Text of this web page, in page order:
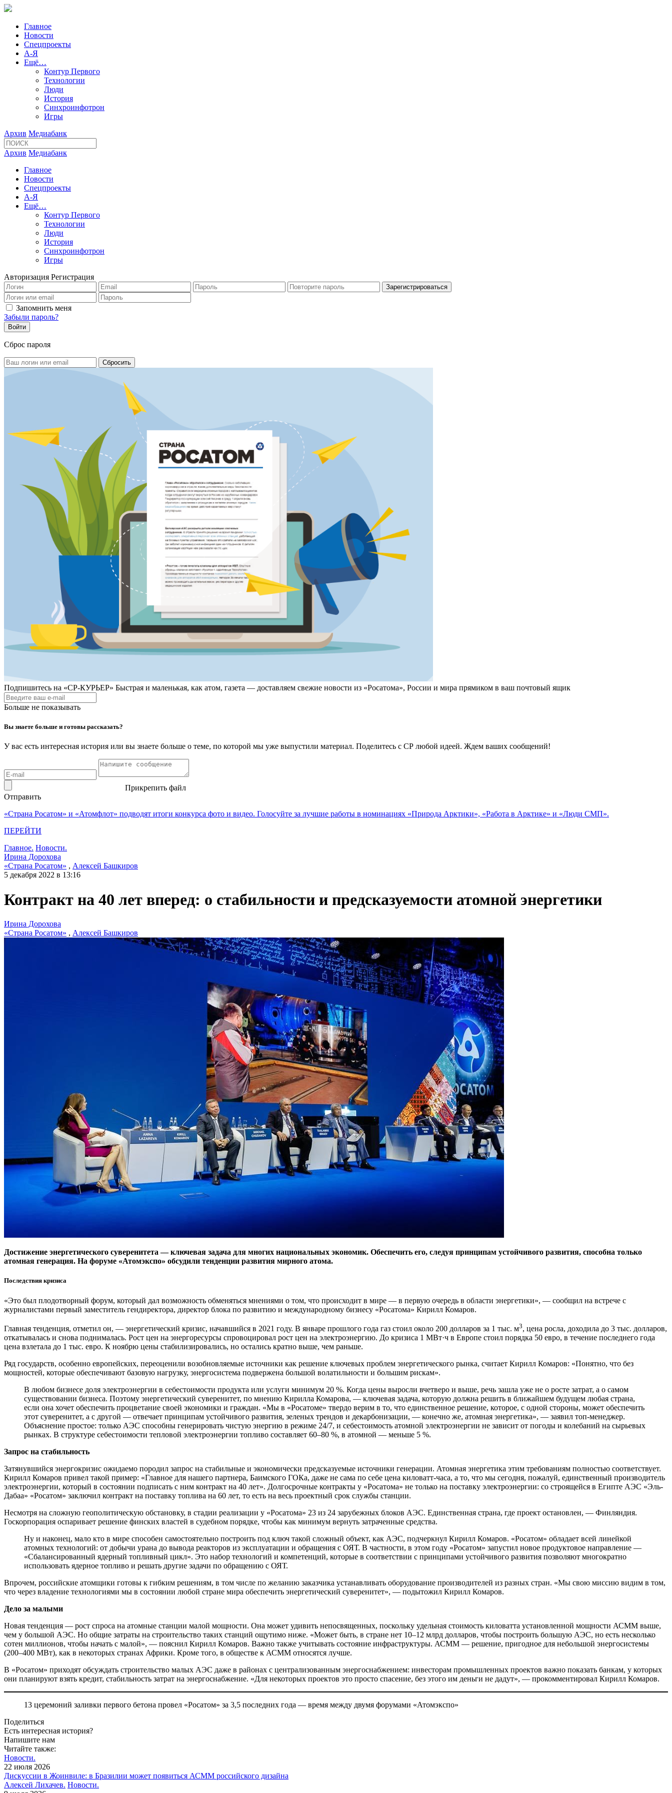
Главное
Новости
Спецпроекты
А-Я
Ещё…
Контур Первого
Технологии
Люди
История
Синхроинфотрон
Игры
Архив Медиабанк
Архив Медиабанк
Главное
Новости
Спецпроекты
А-Я
Ещё…
Контур Первого
Технологии
Люди
История
Синхроинфотрон
Игры
Авторизация Регистрация
Запомнить меня
Забыли пароль?
Сброс пароля
Подпишитесь на «СР-КУРЬЕР» Быстрая и маленькая, как атом, газета — доставляем свежие новости из «Росатома», России и мира прямиком в ваш почтовый ящик
Больше не показывать
Вы знаете больше и готовы рассказать?
У вас есть интересная история или вы знаете больше о теме, по которой мы уже выпустили материал. Поделитесь с СР любой идеей. Ждем ваших сообщений!
Прикрепить файл
Отправить
«Страна Росатом» и «Атомфлот» подводят итоги конкурса фото и видео. Голосуйте за лучшие работы в номинациях «Природа Арктики», «Работа в Арктике» и «Люди СМП».
ПЕРЕЙТИ
Главное. Новости.
Ирина Дорохова
«Страна Росатом» , Алексей Башкиров
5 декабря 2022 в 13:16
Контракт на 40 лет вперед: о стабильности и предсказуемости атомной энергетики
Ирина Дорохова
«Страна Росатом» , Алексей Башкиров
Достижение энергетического суверенитета — ключевая задача для многих национальных экономик. Обеспечить его, следуя принципам устойчивого развития, способна только
атомная генерация. На форуме «Атомэкспо» обсудили тенденции развития мирного атома.
Последствия кризиса
«Это был плодотворный фо­рум, который дал возмож­ность обменяться мнения­ми о том, что происходит в мире — в первую очередь в области энергетики», — со­общил на встрече с
журналистами первый заместитель гендиректора, директор бло­ка по развитию и международному бизнесу «Росатома» Кирилл Комаров.
Главная тенденция, от­метил он, — энергетиче­ский кризис, начавшийся в 2021 году. В январе прошлого года газ стоил око­ло 200 долларов за 1 тыс. м3, цена росла, доходила до 3 тыс. долларов,
откаты­валась и снова поднималась. Рост цен на энергоресур­сы спровоцировал рост цен на электроэнергию. До кри­зиса 1 МВт·ч в Европе стоил порядка 50 евро, в течение последнего года
цена взлета­ла до 1 тыс. евро. К ноябрю цены стабилизировались, но остались кратно выше, чем раньше.
Ряд государств, особенно европейских, переоценили возобновляемые источники как решение ключевых про­блем энергетического рын­ка, считает Кирилл Комаров: «Понятно, что без
мощностей, которые обеспечивают базовую нагрузку, энергоси­стема подвержена большой волатильности и большим рискам».
В любом бизнесе доля электроэнергии в себестои­мости продукта или услуги минимум 20 %. Когда цены выросли вчетверо и выше, речь зашла уже не о росте затрат, а о самом
существо­вании бизнеса. Поэтому энергетический суверени­тет, по мнению Кирилла Комарова, — ключевая зада­ча, которую должна решить в ближайшем будущем лю­бая страна,
если она хочет обеспечить процветание сво­ей экономики и граждан. «Мы в «Росатоме» твердо ве­рим в то, что единственное решение, которое, с одной стороны, может обеспечить
этот суверенитет, а с дру­гой — отвечает принци­пам устойчивого развития, зеленых трендов и декар­бонизации, — конечно же, атомная энергетика», — заявил топ-менеджер.
Объяс­нение простое: только АЭС способны генерировать чи­стую энергию в режиме 24/7, и себестоимость атом­ной электроэнергии не за­висит от погоды и колеба­ний на сырьевых
рынках. В структуре себестоимости тепловой электроэнергии топливо составляет 60–80 %, в атомной — меньше 5 %.
Запрос на стабильность
Затянувшийся энергокризис ожидаемо породил запрос на стабильные и экономи­чески предсказуемые источ­ники генерации. Атомная энергетика этим требовани­ям полностью соответствует.
Кирилл Комаров привел та­кой пример: «Главное для на­шего партнера, Баимского ГОКа, даже не сама по себе цена киловатт-часа, а то, что мы сегодня, пожалуй, единственный производи­тель
электроэнергии, кото­рый в состоянии подписать с ним контракт на 40 лет». Долгосрочные контрак­ты у «Росатома» не только на поставку электроэнергии: со строящейся в Египте АЭС «Эль-
Дабаа» «Росатом» за­ключил контракт на постав­ку топлива на 60 лет, то есть на весь проектный срок службы станции.
Несмотря на сложную геополитическую обстановку, в стадии реализации у «Рос­атома» 23 из 24 зарубежных блоков АЭС. Единственная страна, где проект останов­лен, — Финляндия.
Госкорпорация оспаривает решение финских властей в судеб­ном порядке, чтобы как минимум вернуть затраченные средства.
Ну и наконец, мало кто в мире способен самостоя­тельно построить под ключ такой сложный объект, как АЭС, подчеркнул Кирилл Комаров. «Росатом» обла­дает всей линейкой
атом­ных технологий: от добычи урана до вывода реакто­ров из эксплуатации и обра­щения с ОЯТ. В частности, в этом году «Росатом» запу­стил новое продуктовое направление —
«Сбалансированный ядерный топливный цикл». Это набор техноло­гий и компетенций, которые в соответствии с принци­пами устойчивого разви­тия позволяют многократно
использовать ядерное топ­ливо и решать другие задачи по обращению с ОЯТ.
Впрочем, российские атомщики готовы к гиб­ким решениям, в том числе по желанию заказчика уста­навливать оборудование производителей из разных стран. «Мы свою миссию ви­дим в том,
что через владе­ние технологиями мы в со­стоянии любой стране мира обеспечить энергетический суверенитет», — подытожил Кирилл Комаров.
Дело за малыми
Новая тенденция — рост спроса на атомные станции малой мощности. Она мо­жет удивить непосвященных, поскольку удельная стои­мость киловатта установлен­ной мощности АСММ выше,
чем у большой АЭС. Но об­щие затраты на строитель­ство таких станций ощутимо ниже. «Может быть, в стра­не нет 10–12 млрд долла­ров, чтобы построить боль­шую АЭС, но есть несколько
сотен миллионов, чтобы на­чать с малой», — пояснил Ки­рилл Комаров. Важно также учитывать состояние ин­фраструктуры. АСММ — ре­шение, пригодное для небольшой энергосистемы
(200–400 МВт), как в некото­рых странах Африки. Кроме того, в обществе к АСММ от­носятся лучше.
В «Росатом» приходят об­суждать строительство ма­лых АЭС даже в районах с централизованным энер­госнабжением: инвесто­рам промышленных проек­тов важно показать банкам, у которых
они планируют взять кредит, стабильность затрат на энергоснабже­ние. «Для некоторых проек­тов это просто спасение, без этого им деньги не дадут», — прокомментировал Кирилл Комаров.
13 церемоний заливки первого бетона провел «Росатом» за 3,5 последних года — время между двумя форумами «Атомэкспо»
Поделиться
Есть интересная история?
Напишите нам
Читайте также:
Новости.
22 июля 2026
Дискуссии в Жоинвиле: в Бразилии может появиться АСММ российского дизайна
Алексей Лихачев. Новости.